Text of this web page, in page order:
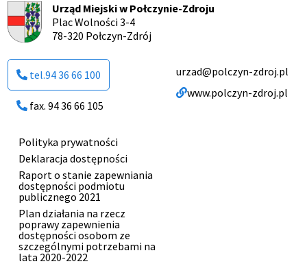
Urząd Miejski w Połczynie-Zdroju
Plac Wolności 3-4
78-320 Połczyn-Zdrój
tel.94 36 66 100
fax. 94 36 66 105
urzad@polczyn-zdroj.pl
www.polczyn-zdroj.pl
Menu
stopki
Polityka prywatności
Deklaracja dostępności
Raport o stanie zapewniania
dostępności podmiotu
publicznego 2021
Plan działania na rzecz
poprawy zapewnienia
dostępności osobom ze
szczególnymi potrzebami na
lata 2020-2022